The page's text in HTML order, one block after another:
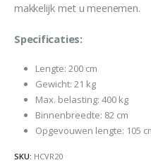
makkelijk met u meenemen.
Specificaties:
Lengte: 200 cm
Gewicht: 21 kg
Max. belasting: 400 kg
Binnenbreedte: 82 cm
Opgevouwen lengte: 105
SKU: HCVR20